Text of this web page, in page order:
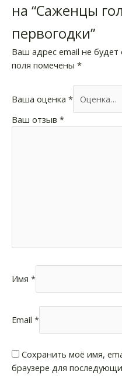
на “Саженцы
первогодки”
Ваш адрес email не будет
поля помечены *
Ваша оценка *
Ваш отзыв *
Имя *
Email *
Сохранить моё имя,
браузере для